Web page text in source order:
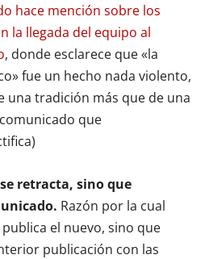
hace mención sobre los
la llegada del equipo al
, donde esclarece que «la
fue un hecho nada violento,
una tradición más que de una
que
retracta, sino que
Razón por la cual
el nuevo, sino que
publicación con las